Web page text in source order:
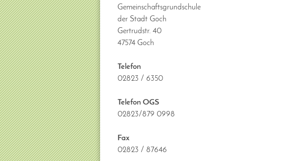
Gemeinschaftsgrundschule
der Stadt Goch
Gertrudstr. 40
47574 Goch
Telefon
02823 / 6350
Telefon OGS
02823/879 0998
Fax
02823 / 87646